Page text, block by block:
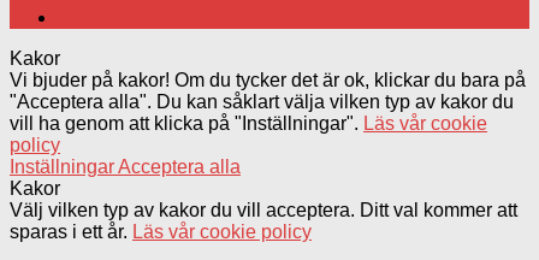
Kakor
Vi bjuder på kakor! Om du tycker det är ok, klickar du bara på
"Acceptera alla". Du kan såklart välja vilken typ av kakor du
vill ha genom att klicka på "Inställningar". Läs vår cookie
policy
InställningarAcceptera alla
Kakor
Välj vilken typ av kakor du vill acceptera. Ditt val kommer att
sparas i ett år. Läs vår cookie policy